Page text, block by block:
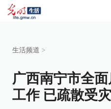
生活频道 >
广西南宁市全
工作 已疏散受